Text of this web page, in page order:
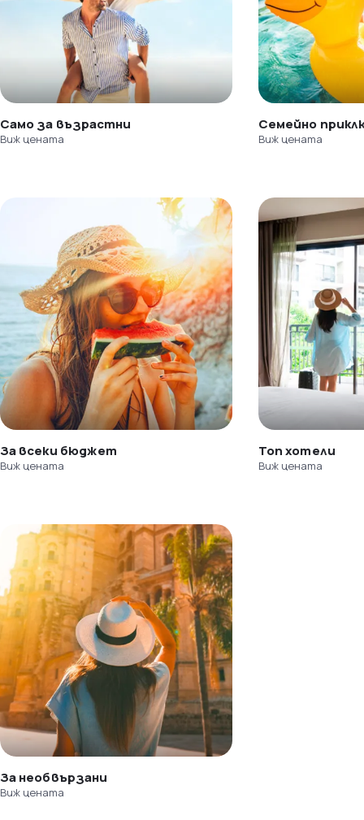
Само за възрастни
Виж цената
Семейно
Виж цената
За всеки бюджет
Виж цената
Топ хотели
Виж цената
За необвързани
Виж цената